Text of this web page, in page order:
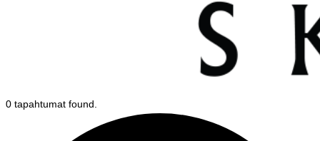
0 tapahtumat found.